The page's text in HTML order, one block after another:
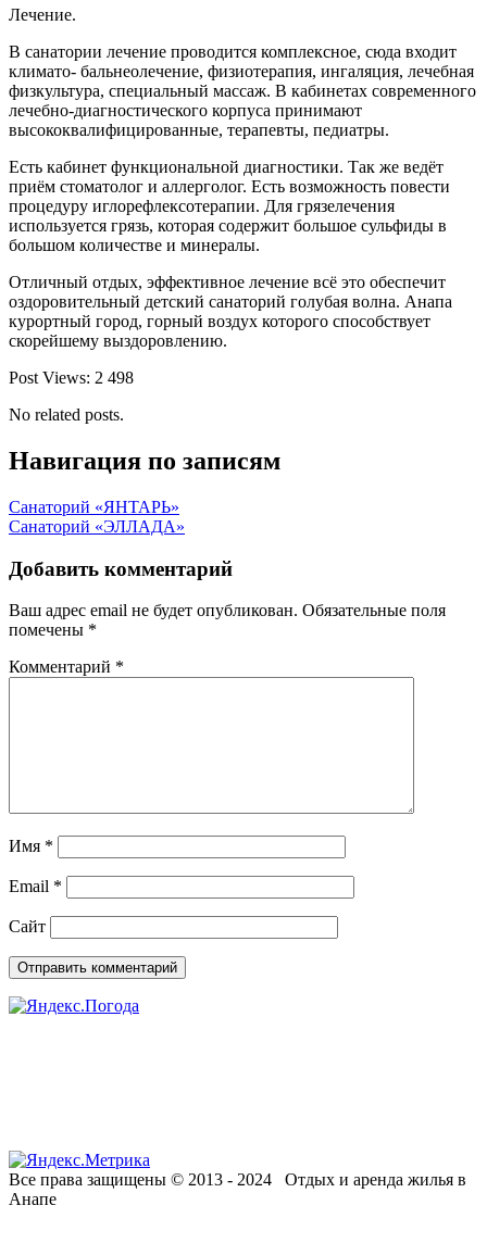
Лечение.
В санатории лечение проводится комплексное, сюда входит
климато- бальнеолечение, физиотерапия, ингаляция, лечебная
физкультура, специальный массаж. В кабинетах современного
лечебно-диагностического корпуса принимают
высококвалифицированные, терапевты, педиатры.
Есть кабинет функциональной диагностики. Так же ведёт
приём стоматолог и аллерголог. Есть возможность повести
процедуру иглорефлексотерапии. Для грязелечения
используется грязь, которая содержит большое сульфиды в
большом количестве и минералы.
Отличный отдых, эффективное лечение всё это обеспечит
оздоровительный детский санаторий голубая волна. Анапа
курортный город, горный воздух которого способствует
скорейшему выздоровлению.
Post Views: 2 498
No related posts.
Навигация по записям
Санаторий «ЯНТАРЬ»
Санаторий «ЭЛЛАДА»
Добавить комментарий
Ваш адрес email не будет опубликован. Обязательные поля
помечены *
Комментарий *
Имя *
Email *
Сайт
Все права защищены © 2013 - 2024 Отдых и аренда жилья в
Анапе